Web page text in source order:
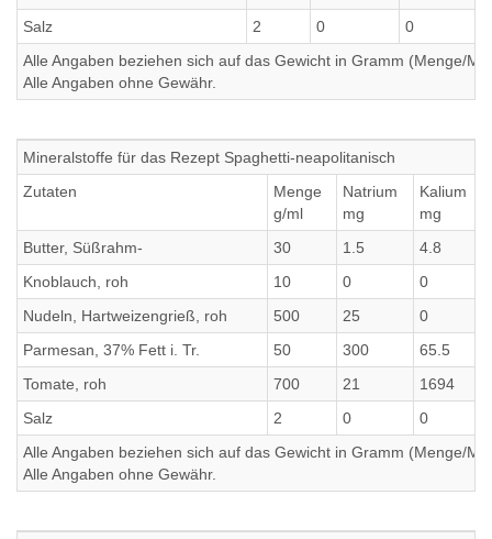
Salz
2 0
0
Alle Angaben beziehen sich auf das Gewicht in Gramm (Menge/
Alle Angaben ohne Gewähr.
Mineralstoffe für das Rezept Spaghetti-neapolitanisch
Zutaten
Menge
g/ml
Natrium
mg
Kalium
mg
Butter, Süßrahm-
30 1.5 4.8
Knoblauch, roh
10 0 0
Nudeln, Hartweizengrieß, roh
500 25 0
Parmesan, 37% Fett i. Tr.
50 300 65.5
Tomate, roh
700 21 1694
Salz
2 0 0
Alle Angaben beziehen sich auf das Gewicht in Gramm (Menge/
Alle Angaben ohne Gewähr.